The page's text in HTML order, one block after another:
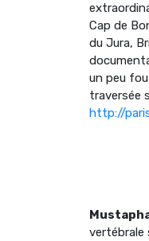
Cap de
du Jura,
un peu
traversée
http://
vertébrale